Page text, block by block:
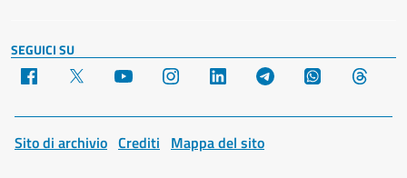
SEGUICI SU
Facebook YouTube Instagram LinkedIn Telegram WhatsApp
Sito di archivio Crediti Mappa del sito